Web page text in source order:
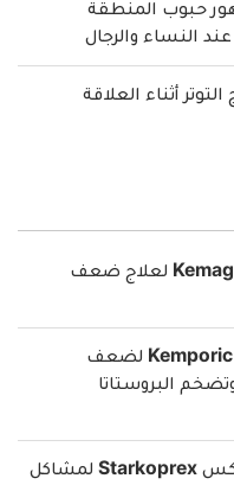
حبوب المنطقة
النساء والرجال
أثناء العلاقة
كيماجرا Kemagra لعلاج ضعف
كيمبوريك Kemporic لضعف
البروستاتا
ستاركوبريكس Starkoprex لمشاكل